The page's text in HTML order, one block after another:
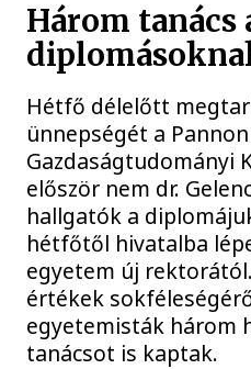
Három tanács
Hétfő délelőtt
ünnepségét a
Gazdaságtudományi
először nem dr.
hallgatók a
hétfőtől hivatalba
egyetem új
értékek
egyetemisták három
tanácsot is kaptak.